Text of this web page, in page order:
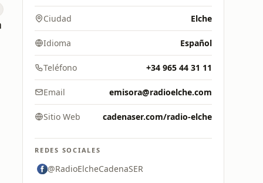
Ciudad Elche
Idioma Español
Teléfono +34 965 44 31 11
Email emisora@radioelche.com
Sitio Web cadenaser.com/radio-elche
REDES SOCIALES
@RadioElcheCadenaSER